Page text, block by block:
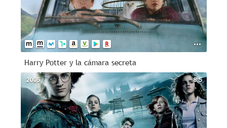
Harry Potter y la cámara secreta
8.5
2005